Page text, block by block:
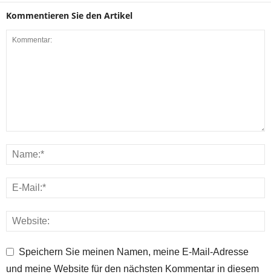
Kommentieren Sie den Artikel
Speichern Sie meinen Namen, meine E-Mail-Adresse
und meine Website für den nächsten Kommentar in diesem